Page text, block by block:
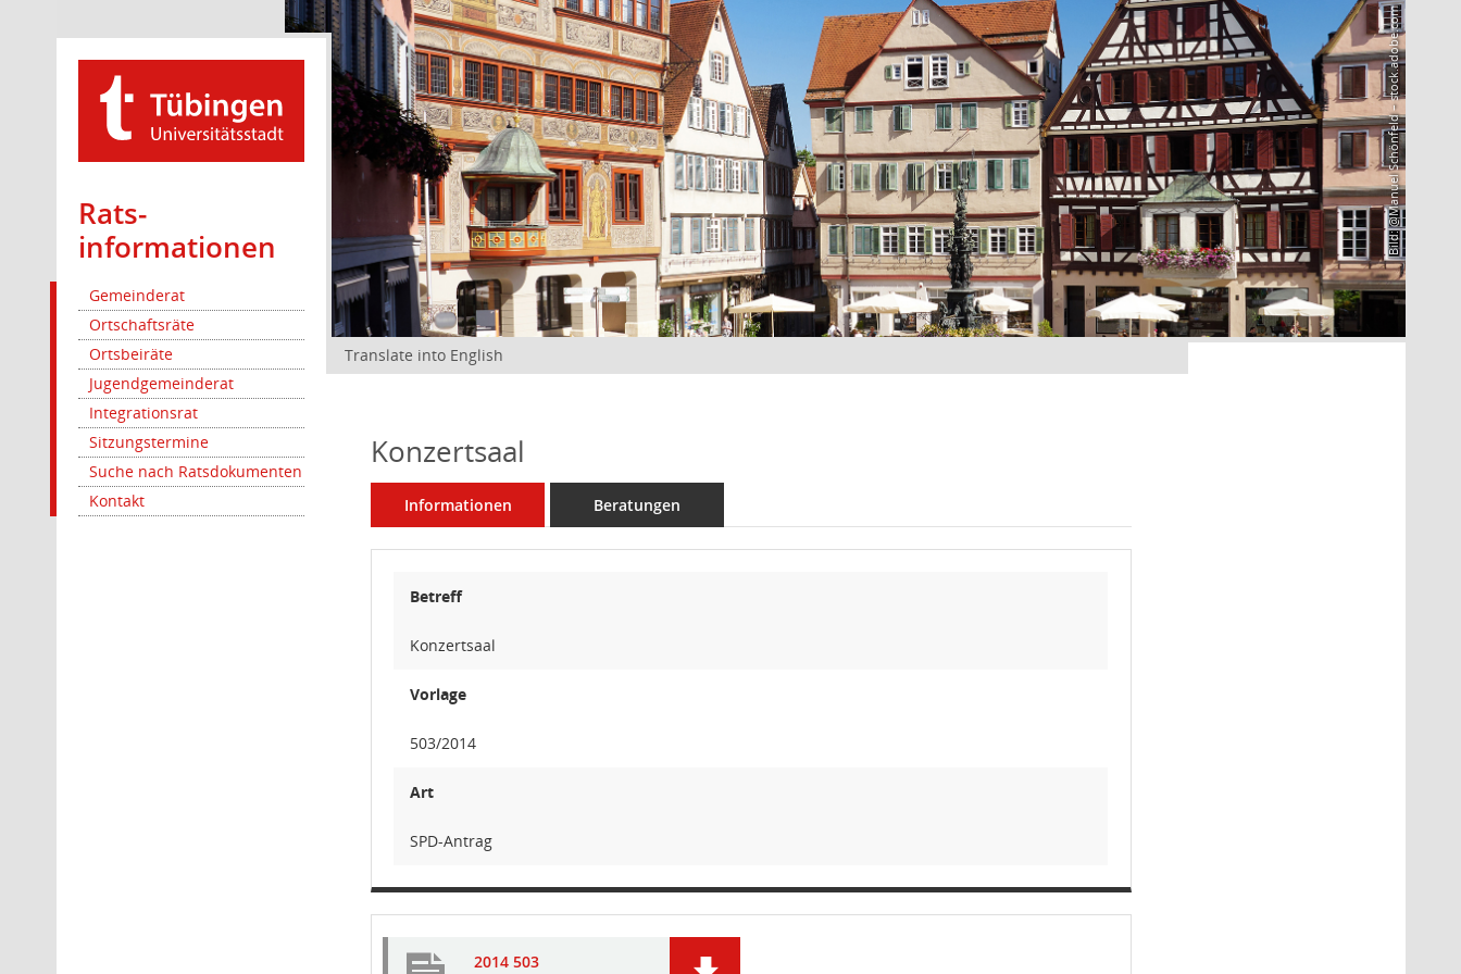
Rats­
informationen
Gemeinderat
Ortschaftsräte
Ortsbeiräte
Jugendgemeinderat
Integrationsrat
Sitzungstermine
Suche nach Ratsdokumenten
Kontakt
Bild: @Manuel Schönfeld – stock.adobe.com
Translate into English
Konzertsaal
Informationen Beratungen
Betreff
Konzertsaal
Vorlage
503/2014
Art
SPD-Antrag
2014 503